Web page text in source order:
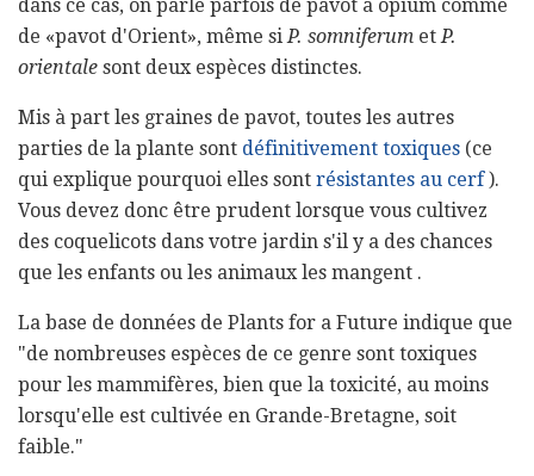
dans ce cas, on parle parfois de pavot à opium comme
de «pavot d'Orient», même siP. somniferum etP.
orientale sont deux espèces distinctes.
Mis à part les graines de pavot, toutes les autres
parties de la plante sont définitivement toxiques (ce
qui explique pourquoi elles sont résistantes au cerf).
Vous devez donc être prudent lorsque vous cultivez
des coquelicots dans votre jardin s'il y a des chances
que les enfants ou les animaux les mangent .
La base de données de Plants for a Future indique que
"de nombreuses espèces de ce genre sont toxiques
pour les mammifères, bien que la toxicité, au moins
lorsqu'elle est cultivée en Grande-Bretagne, soit
faible."